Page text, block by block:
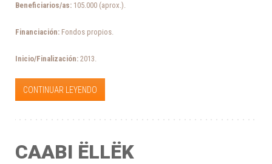
Beneficiarios/as: 105.000 (aprox.).
Financiación: Fondos propios.
Inicio/Finalización: 2013.
CONTINUAR LEYENDO
CAABI ËLLËK